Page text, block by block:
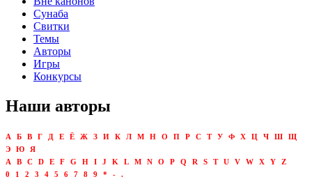
Сунаба
Свитки
Темы
Авторы
Игры
Конкурсы
Наши авторы
А Б В Г Д Е Ё Ж З И К Л М Н О П Р С Т У Ф Х Ц Ч Ш
Щ
Э
Ю
Я
A
B C D E F G H I J K L M N O P Q R S T U V W X Y
Z
0
1 2 3 4 5 6 7 8 9 * - .